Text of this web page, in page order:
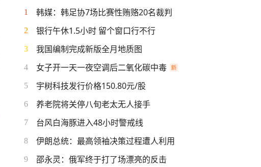
1 韩媒：韩足协7场比赛性贿赂20名裁判
2 银行午休1.5小时 留个窗口行不行
3 我国编制完成新版全月地质图
4 女子开一天一夜空调后二氧化碳中毒
5 宇树科技发行价格150.80元/股
6 养老院将关停八旬老太无人接手
7 台风白海豚进入48小时警戒线
8 伊朗总统：最高领袖决策过程遭人利用
9 邵永灵：俄军终于打了场漂亮的反击